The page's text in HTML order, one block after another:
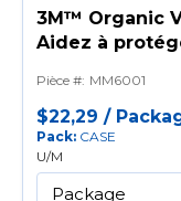
3M™ Organic
Aidez à
Pièce #: MM6001
$22,29 /
Pack: CASE
U/M